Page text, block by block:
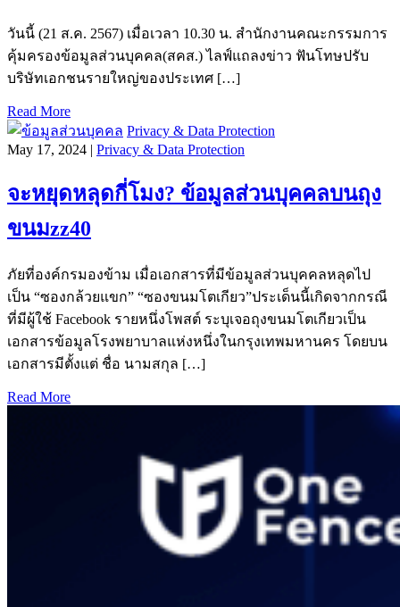
วันนี้ (21 ส.ค. 2567) เมื่อเวลา 10.30 น. สำนักงานคณะกรรมการ
คุ้มครองข้อมูลส่วนบุคคล(สคส.) ไลฟ์แถลงข่าว ฟันโทษปรับ
บริษัทเอกชนรายใหญ่ของประเทศ […]
Read More
Privacy & Data Protection
May 17, 2024 | Privacy & Data Protection
จะหยุดหลุดกี่โมง? ข้อมูลส่วนบุคคลบนถุง
ขนมzz40
ภัยที่องค์กรมองข้าม เมื่อเอกสารที่มีข้อมูลส่วนบุคคลหลุดไป
เป็น “ซองกล้วยแขก” “ซองขนมโตเกียว”ประเด็นนี้เกิดจากกรณี
ที่มีผู้ใช้ Facebook รายหนึ่งโพสต์ ระบุเจอถุงขนมโตเกียวเป็น
เอกสารข้อมูลโรงพยาบาลแห่งหนึ่งในกรุงเทพมหานคร โดยบน
เอกสารมีตั้งแต่ ชื่อ นามสกุล […]
Read More